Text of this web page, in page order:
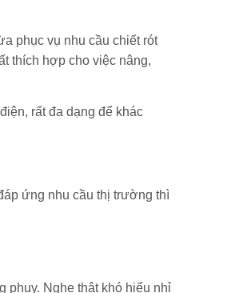
phục vụ nhu cầu chiết rót
thích hợp cho việc nâng,
rất đa dạng để khác
ứng nhu cầu thị trường thì
phuy. Nghe thật khó hiểu nhỉ